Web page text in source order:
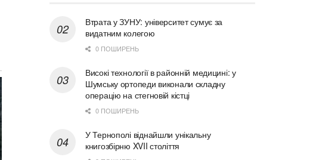
Втрата у ЗУНУ: університет сумує за
видатним колегою
0 ПОШИРЕНЬ
Високі технології в районній медицині: у
Шумську ортопеди виконали складну
операцію на стегновій кістці
0 ПОШИРЕНЬ
У Тернополі віднайшли унікальну
книгозбірню XVII століття